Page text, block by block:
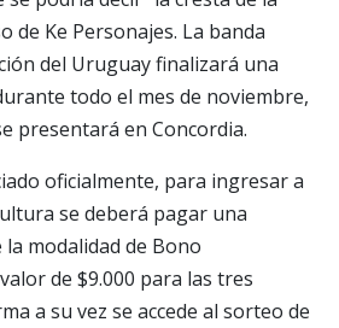
de Ke Personajes. La banda
del Uruguay finalizará una
todo el mes de noviembre,
presentará en Concordia.
oficialmente, para ingresar a
se deberá pagar una
modalidad de Bono
de $9.000 para las tres
a su vez se accede al sorteo de